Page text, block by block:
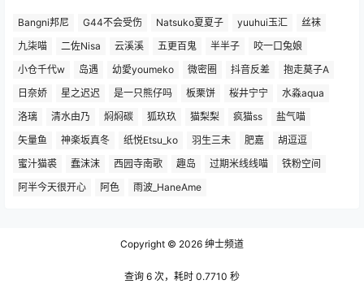
Bangni邦尼 G44不会受伤 Natsuko夏夏子 yuuhui玉汇
丝袜
九柒喵
二佐Nisa 云溪溪 五更百鬼 半半子
咬一口兔娘
小仓千代w
岛遇 幼愛youmeko 微密圈 抖音反差
抱走莫子A
日奈娇
星之迟迟 是一只熊仔吗 板栗饼 桜井宁宁
水淼aqua
洛璃
清水由乃 焖焖碳 狐玖玖 猫梨梨 疯猫ss
盐气喵
矢量鱼
神楽坂真冬 纸悦Etsu_ko 羽生三未 肥嘉
胡逗逗
蜜汁猫裘
蠢沫沫 西园寺南歌 趣岛 过期米线线喵
铁粉空间
阿半今天很开心
阿色 雨波_HaneAme
Copyright © 2026 绅士频道
查询 6 次，耗时 0.7710 秒